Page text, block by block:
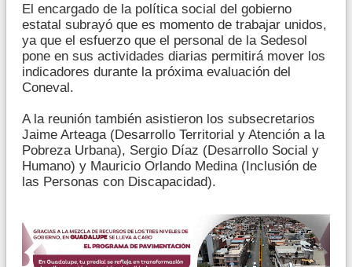
El encargado de la política social del gobierno
estatal subrayó que es momento de trabajar unidos,
ya que el esfuerzo que el personal de la Sedesol
pone en sus actividades diarias permitirá mover los
indicadores durante la próxima evaluación del
Coneval.
A la reunión también asistieron los subsecretarios
Jaime Arteaga (Desarrollo Territorial y Atención a la
Pobreza Urbana), Sergio Díaz (Desarrollo Social y
Humano) y Mauricio Orlando Medina (Inclusión de
las Personas con Discapacidad).